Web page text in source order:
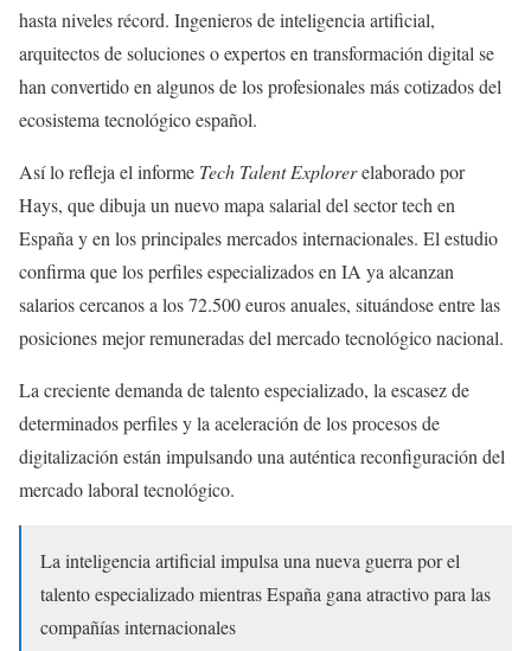
hasta niveles récord. Ingenieros de inteligencia artificial,
arquitectos de soluciones o expertos en transformación digital se
han convertido en algunos de los profesionales más cotizados del
ecosistema tecnológico español.
Así lo refleja el informe Tech Talent Explorerelaborado por
Hays, que dibuja un nuevo mapa salarial del sector tech en
España y en los principales mercados internacionales. El estudio
confirma que los perfiles especializados en IA ya alcanzan
salarios cercanos a los 72.500 euros anuales, situándose entre las
posiciones mejor remuneradas del mercado tecnológico nacional.
La creciente demanda de talento especializado, la escasez de
determinados perfiles y la aceleración de los procesos de
digitalización están impulsando una auténtica reconfiguración del
mercado laboral tecnológico.
La inteligencia artificial impulsa una nueva guerra por el
talento especializado mientras España gana atractivo para las
compañías internacionales